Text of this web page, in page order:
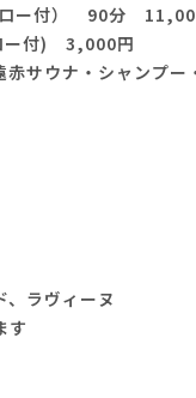
ロー付） 90分
ー付) 3,000円
サウナ・シャンプー
、ラヴィーヌ
す